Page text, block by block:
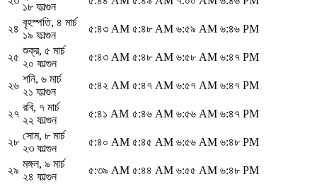
১৮ ফাল্গুন
২৪
বৃহস্পতি, ৪ মার্চ
১৯ ফাল্গুন
৫:৪৩ AM ৫:৪৮ AM ৬:৫৯ AM ৬:৪৬ PM
২৫
শুক্র, ৫ মার্চ
২০ ফাল্গুন
৫:৪৩ AM ৫:৪৮ AM ৬:৫৮ AM ৬:৪৭ PM
২৬
শনি, ৬ মার্চ
২১ ফাল্গুন
৫:৪২ AM ৫:৪৭ AM ৬:৫৭ AM ৬:৪৭ PM
২৭
রবি, ৭ মার্চ
২২ ফাল্গুন
৫:৪১ AM ৫:৪৬ AM ৬:৫৬ AM ৬:৪৭ PM
২৮
সোম, ৮ মার্চ
২৩ ফাল্গুন
৫:৪০ AM ৫:৪৫ AM ৬:৫৬ AM ৬:৪৮ PM
২৯
মঙ্গল, ৯ মার্চ
২৪ ফাল্গুন
৫:৩৯ AM ৫:৪৪ AM ৬:৫৫ AM ৬:৪৮ PM